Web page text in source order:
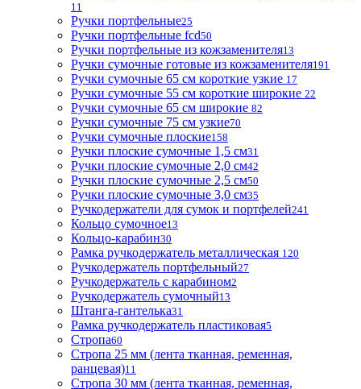
11
Ручки портфельные25
Ручки портфельные fcd50
Ручки портфельные из кожзаменителя13
Ручки сумочные готовые из кожзаменителя191
Ручки сумочные 65 см короткие узкие 17
Ручки сумочные 55 см короткие широкие 22
Ручки сумочные 65 см широкие 82
Ручки сумочные 75 см узкие70
Ручки сумочные плоские158
Ручки плоские сумочные 1,5 см31
Ручки плоские сумочные 2,0 см42
Ручки плоские сумочные 2,5 см50
Ручки плоские сумочные 3,0 см35
Ручкодержатели для сумок и портфелей241
Кольцо сумочное13
Кольцо-карабин30
Рамка ручкодержатель металлическая 120
Ручкодержатель портфельный27
Ручкодержатель с карабином2
Ручкодержатель сумочный13
Штанга-гантелька31
Рамка ручкодержатель пластиковая5
Стропа60
Стропа 25 мм (лента тканная, ременная,
ранцевая)11
Стропа 30 мм (лента тканная, ременная,